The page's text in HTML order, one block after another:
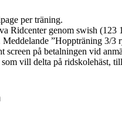
per träning.
Ridcenter genom swish (123
Meddelande ”Hoppträning 3/3
screen på betalningen vid
vill delta på ridskolehäst,